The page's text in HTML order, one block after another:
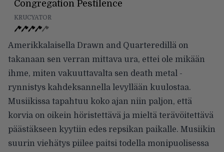
Congregation Pestilence
KRUCYATOR
Amerikkalaisella Drawn and Quarteredillä on
takanaan sen verran mittava ura, ettei ole mikään
ihme, miten vakuuttavalta sen death metal -
rynnistys kahdeksannella levyllään kuulostaa.
Musiikissa tapahtuu koko ajan niin paljon, että
korvia on oikein höristettävä ja mieltä terävöitettävä
päästäkseen kyytiin edes repsikan paikalle. Musiikin
suurin viehätys piilee paitsi todella monipuolisessa